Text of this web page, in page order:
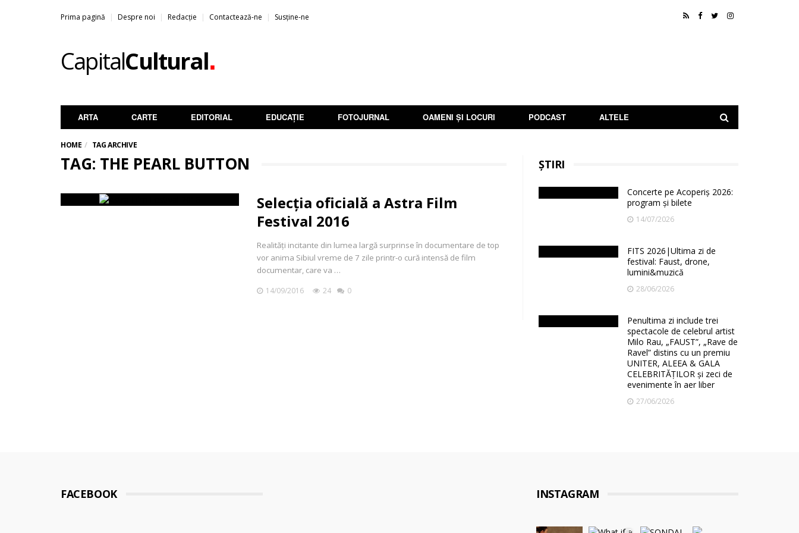
Prima pagină Despre noi Redacție Contactează-ne Susține-ne
CapitalCultural.
ARTA CARTE EDITORIAL EDUCAȚIE FOTOJURNAL OAMENI ȘI LOCURI PODCAST ALTELE
HOME TAG ARCHIVE
TAG: THE PEARL BUTTON
Selecția oficială a Astra Film
Festival 2016
Realități incitante din lumea largă surprinse în documentare de top
vor anima Sibiul vreme de 7 zile printr-o cură intensă de film
documentar, care va …
14/09/2016 24 0
ȘTIRI
Concerte pe Acoperiș 2026:
program și bilete
14/07/2026
FITS 2026|Ultima zi de
festival: Faust, drone,
lumini&muzică
28/06/2026
Penultima zi include trei
spectacole de celebrul artist
Milo Rau, „FAUST”, „Rave de
Ravel” distins cu un premiu
UNITER, ALEEA & GALA
CELEBRITĂȚILOR și zeci de
evenimente în aer liber
27/06/2026
FACEBOOK INSTAGRAM